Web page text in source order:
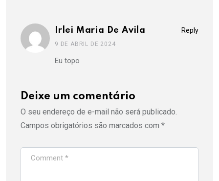
Reply
Irlei Maria De Avila
9 DE ABRIL DE 2024
Eu topo
Deixe um comentário
O seu endereço de e-mail não será publicado.
Campos obrigatórios são marcados com *